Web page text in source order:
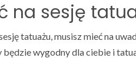
na sesję
tatuażu, musisz mieć na
wygodny dla ciebie i